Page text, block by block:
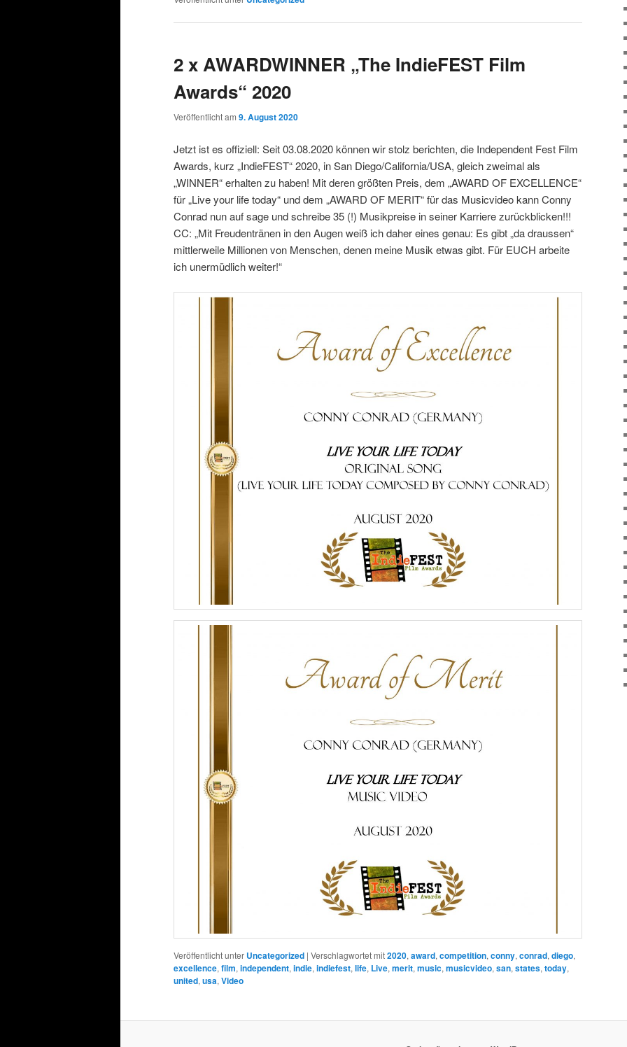
2 x AWARDWINNER „The IndieFEST Film
Awards“ 2020
Veröffentlicht am 9. August 2020
Jetzt ist es offiziell: Seit 03.08.2020 können wir stolz berichten, die Independent Fest Film
Awards, kurz „IndieFEST“ 2020, in San Diego/California/USA, gleich zweimal als
„WINNER“ erhalten zu haben! Mit deren größten Preis, dem „AWARD OF EXCELLENCE“
für „Live your life today“ und dem „AWARD OF MERIT“ für das Musicvideo kann Conny
Conrad nun auf sage und schreibe 35 (!) Musikpreise in seiner Karriere zurückblicken!!!
CC: „Mit Freudentränen in den Augen weiß ich daher eines genau: Es gibt „da draussen“
mittlerweile Millionen von Menschen, denen meine Musik etwas gibt. Für EUCH arbeite
ich unermüdlich weiter!“
Veröffentlicht unter Uncategorized | Verschlagwortet mit2020, award, competition, conny, conrad, diego,
excellence, film, independent, indie, indiefest, life, Live, merit, music, musicvideo, san, states, today,
united, usa, Video